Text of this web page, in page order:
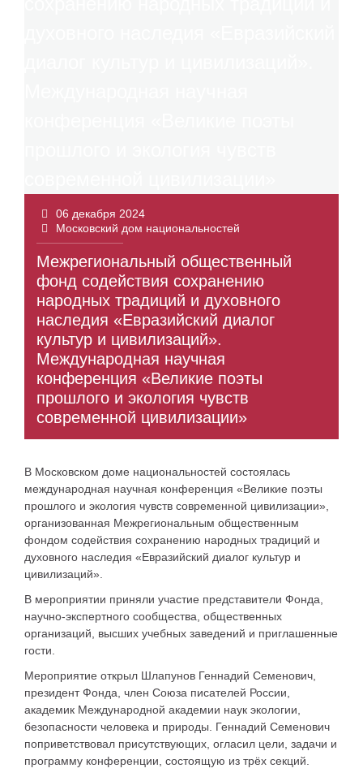
06 декабря 2024
Московский дом национальностей
Межрегиональный общественный
фонд содействия сохранению
народных традиций и духовного
наследия «Евразийский диалог
культур и цивилизаций».
Международная научная
конференция «Великие поэты
прошлого и экология чувств
современной цивилизации»
В Московском доме национальностей состоялась
международная научная конференция «Великие поэты
прошлого и экология чувств современной цивилизации»,
организованная Межрегиональным общественным
фондом содействия сохранению народных традиций и
духовного наследия «Евразийский диалог культур и
цивилизаций».
В мероприятии приняли участие представители Фонда,
научно-экспертного сообщества, общественных
организаций, высших учебных заведений и приглашенные
гости.
Мероприятие открыл Шлапунов Геннадий Семенович,
президент Фонда, член Союза писателей России,
академик Международной академии наук экологии,
безопасности человека и природы. Геннадий Семенович
поприветствовал присутствующих, огласил цели, задачи и
программу конференции, состоящую из трёх секций.